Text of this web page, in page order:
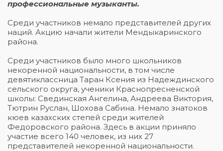
профессиональные музыканты.
Среди участников немало представителей других
наций. Акцию начали жители Мендыкаринского
района.
Среди участников было много школьников
некоренной национальности, в том числе
девятиклассница Таран Ксения из Надеждинского
сельского округа, ученики Краснопресненской
школы: Свединская Ангелина, Андреева Виктория,
Тютрин Руслан, Шохова Сабина. Немало знатоков
кюев казахских степей среди жителей
Федоровского района. Здесь в акции приняло
участие всего 140 человек, из них 27
представителей некоренной национальности.